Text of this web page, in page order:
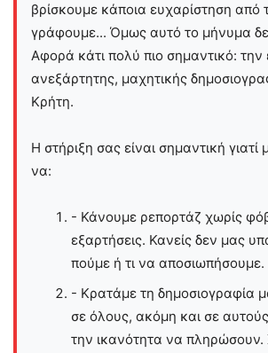
βρίσκουμε κάποια ευχαρίστηση από
γράφουμε... Όμως αυτό το μήνυμα
Αφορά κάτι πολύ πιο σημαντικό: την
ανεξάρτητης, μαχητικής
Kρήτη.
Η στήριξη σας είναι σημαντική γιατί
να:
- Κάνουμε ρεπορτάζ χωρίς
εξαρτήσεις. Κανείς δεν μας
πούμε ή τι να αποσιωπήσουμε.
- Κρατάμε τη δημοσιογραφία
σε όλους, ακόμη και σε
την ικανότητα να πληρώσουν.